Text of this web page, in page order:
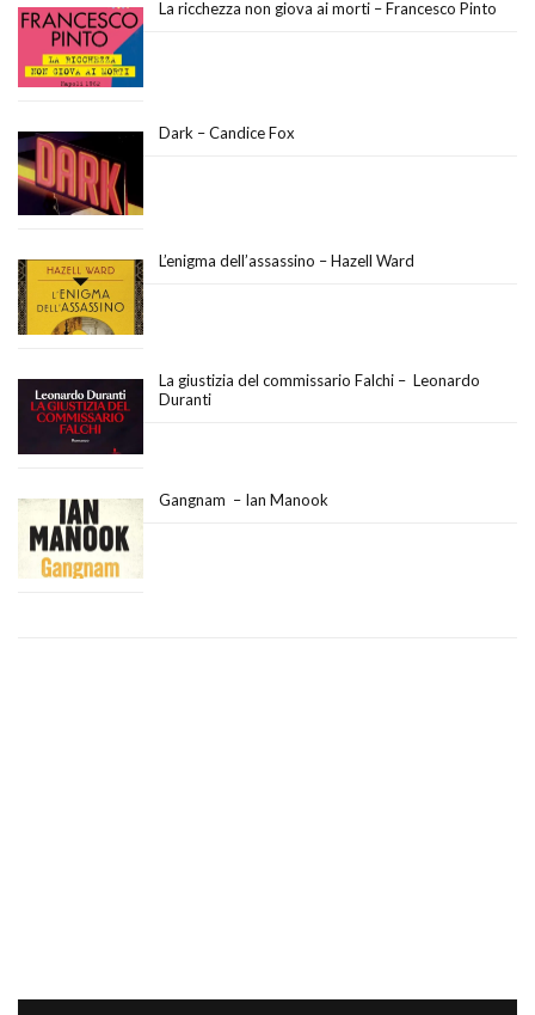
La ricchezza non giova ai morti – Francesco Pinto
Dark – Candice Fox
L’enigma dell’assassino – Hazell Ward
La giustizia del commissario Falchi – Leonardo
Duranti
Gangnam – Ian Manook